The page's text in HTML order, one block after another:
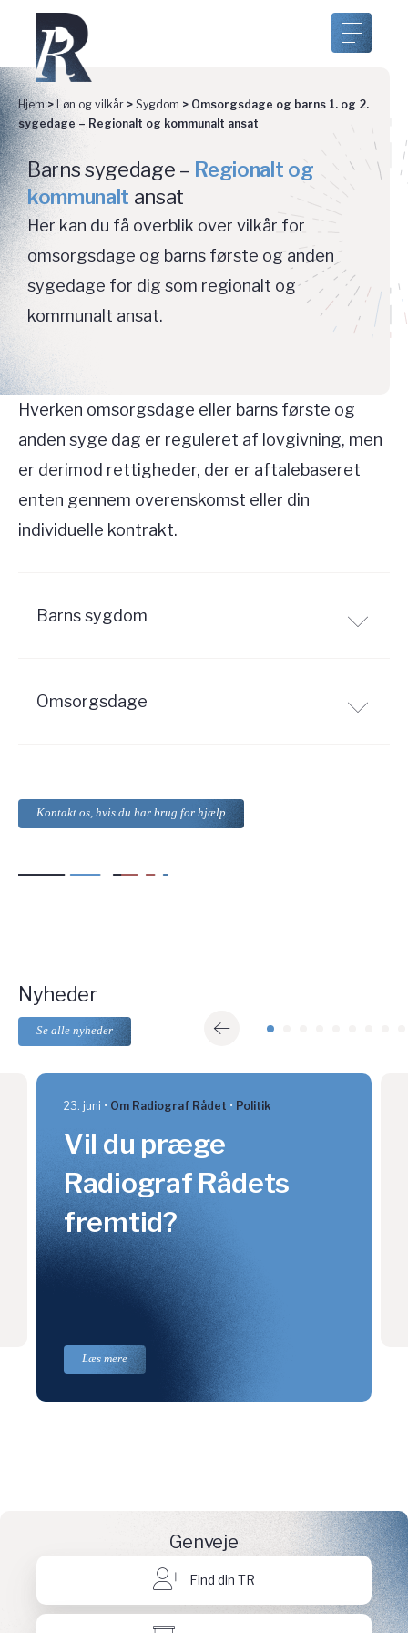
Hjem > Løn og vilkår > Sygdom > Omsorgsdage og barns 1. og 2.
sygedage – Regionalt og kommunalt ansat
Barns sygedage – Regionalt og
kommunalt ansat
Her kan du få overblik over vilkår for
omsorgsdage og barns første og anden
sygedage for dig som regionalt og
kommunalt ansat.
Hverken omsorgsdage eller barns første og
anden syge dag er reguleret af lovgivning, men
er derimod rettigheder, der er aftalebaseret
enten gennem overenskomst eller din
individuelle kontrakt.
Barns sygdom
Omsorgsdage
Kontakt os, hvis du har brug for hjælp
Nyheder
Se alle nyheder
23. juni Om Radiograf Rådet Politik
Vil du præge
Radiograf Rådets
fremtid?
Læs mere
Genveje
Find din TR